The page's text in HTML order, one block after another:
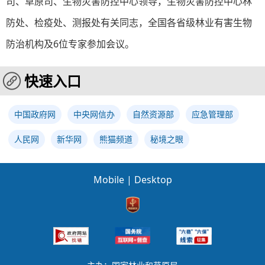
防处、检疫处、测报处有关同志，全国各省级林业有害生物
防治机构及6位专家参加会议。
快速入口
中国政府网 中央网信办 自然资源部 应急管理部
人民网 新华网 熊猫频道 秘境之眼
Mobile | Desktop